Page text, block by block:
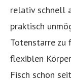
relativ schnell
praktisch
Totenstarre zu
flexiblen
Fisch schon